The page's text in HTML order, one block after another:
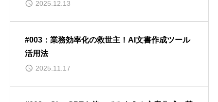
2025.12.13
#003：業務効率化の救世主！AI文書作成ツール
活用法
2025.11.17